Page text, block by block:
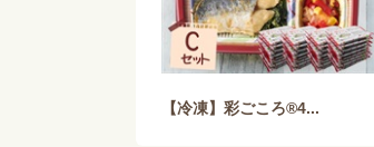
【冷凍】彩ごころ®4...